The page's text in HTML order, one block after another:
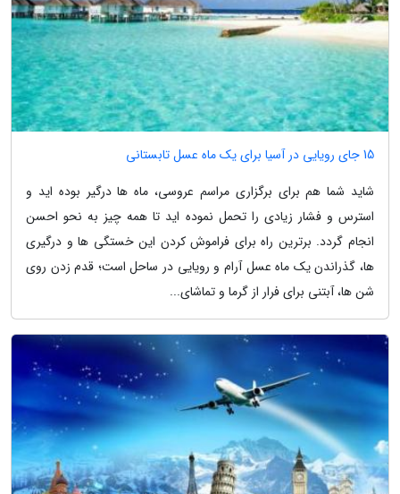
15 جای رویایی در آسیا برای یک ماه عسل تابستانی
شاید شما هم برای برگزاری مراسم عروسی، ماه ها درگیر بوده اید و
استرس و فشار زیادی را تحمل نموده اید تا همه چیز به نحو احسن
انجام گردد. برترین راه برای فراموش کردن این خستگی ها و درگیری
ها، گذراندن یک ماه عسل آرام و رویایی در ساحل است؛ قدم زدن روی
شن ها، آبتنی برای فرار از گرما و تماشای...